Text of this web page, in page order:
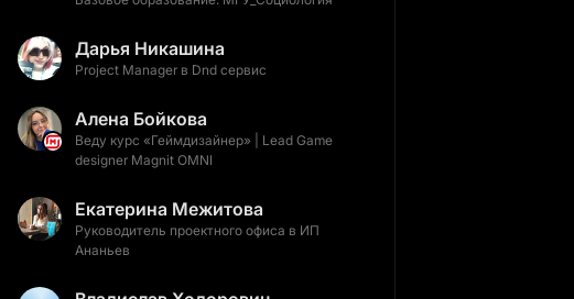
Дарья Никашина
Project Manager в Dnd сервис
Алена Бойкова
Веду курс «Геймдизайнер» | Lead Game
designer Magnit OMNI
Екатерина Межитова
Руководитель проектного офиса в ИП
Ананьев